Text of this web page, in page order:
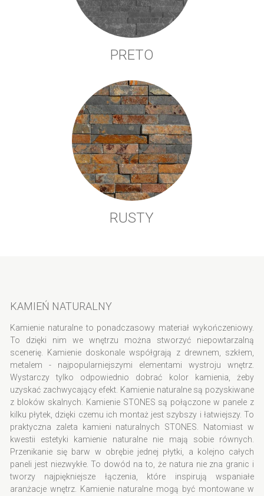
PRETO
RUSTY
KAMIEŃ NATURALNY
Kamienie naturalne to ponadczasowy materiał wykończeniowy.
To dzięki nim we wnętrzu można stworzyć niepowtarzalną
scenerię. Kamienie doskonale współgrają z drewnem, szkłem,
metalem - najpopularniejszymi elementami wystroju wnętrz.
Wystarczy tylko odpowiednio dobrać kolor kamienia, żeby
uzyskać zachwycający efekt. Kamienie naturalne są pozyskiwane
z bloków skalnych. Kamienie STONES są połączone w panele z
kilku płytek, dzięki czemu ich montaż jest szybszy i łatwiejszy. To
praktyczna zaleta kamieni naturalnych STONES. Natomiast w
kwestii estetyki kamienie naturalne nie mają sobie równych.
Przenikanie się barw w obrębie jednej płytki, a kolejno całych
paneli jest niezwykłe. To dowód na to, że natura nie zna granic i
tworzy najpiękniejsze łączenia, które inspirują wspaniałe
aranżacje wnętrz. Kamienie naturalne mogą być montowane w